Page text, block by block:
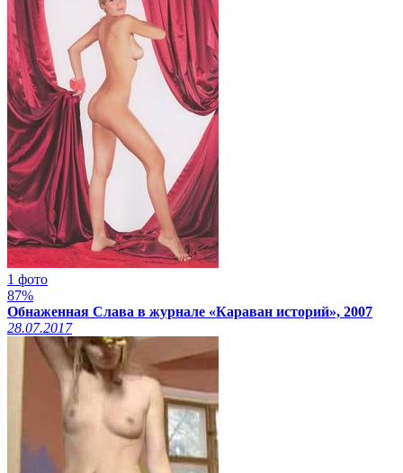
1 фото
87%
Обнаженная Слава в журнале «Караван историй», 2007
28.07.2017